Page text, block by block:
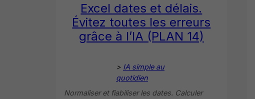
Excel dates et délais.
Évitez toutes les erreurs
grâce à l’IA (PLAN 14)
> IA simple au
quotidien
Normaliser et fiabiliser les dates. Calculer